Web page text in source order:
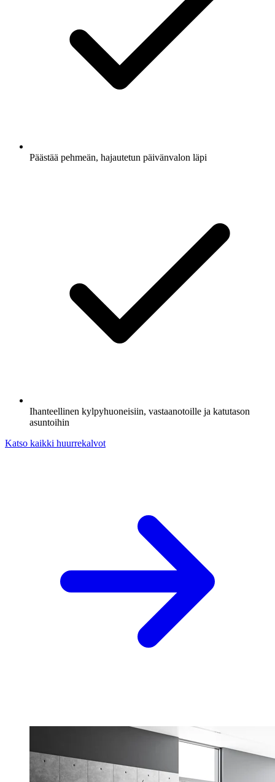
Päästää pehmeän, hajautetun päivänvalon läpi
Ihanteellinen kylpyhuoneisiin, vastaanotoille ja katutason
asuntoihin
Katso kaikki huurrekalvot